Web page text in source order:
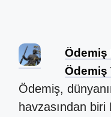
Ödemiş
Ödemiş
Ödemiş,
havzasından